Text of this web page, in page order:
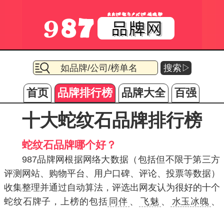
搜索▷
首页 品牌排行榜 品牌大全 百强
十大蛇纹石品牌排行榜
蛇纹石品牌哪个好？
987品牌网根据网络大数据（包括但不限于第三方
评测网站、购物平台、用户口碑、评论、投票等数据）
收集整理并通过自动算法，评选出网友认为很好的十个
蛇纹石牌子，上榜的包括 同伴 、 飞魅 、 水玉冰魄 、